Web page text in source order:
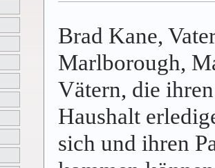
Brad Kane,
Marlborough,
Vätern, die
Haushalt
sich und ihren